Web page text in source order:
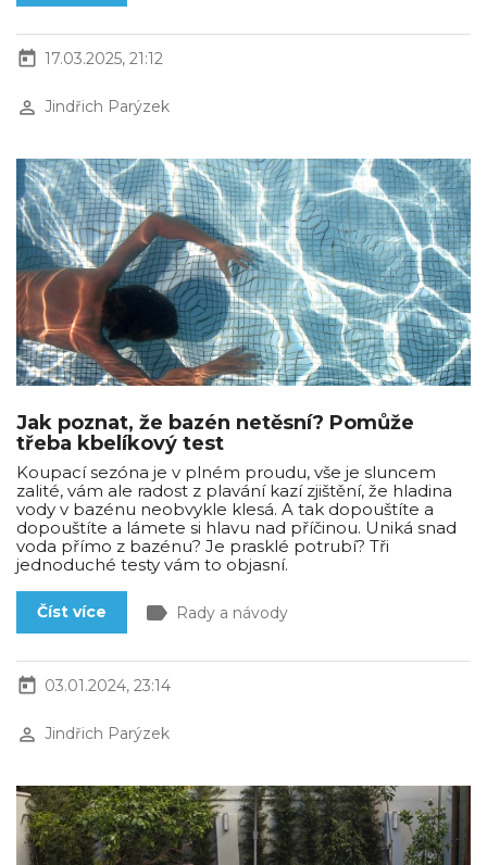
today 17.03.2025, 21:12
perm_identity Jindřich Parýzek
Jak poznat, že bazén netěsní? Pomůže
třeba kbelíkový test
Koupací sezóna je v plném proudu, vše je sluncem
zalité, vám ale radost z plavání kazí zjištění, že hladina
vody v bazénu neobvykle klesá. A tak dopouštíte a
dopouštíte a lámete si hlavu nad příčinou. Uniká snad
voda přímo z bazénu? Je prasklé potrubí? Tři
jednoduché testy vám to objasní.
Číst více label Rady a návody
today 03.01.2024, 23:14
perm_identity Jindřich Parýzek